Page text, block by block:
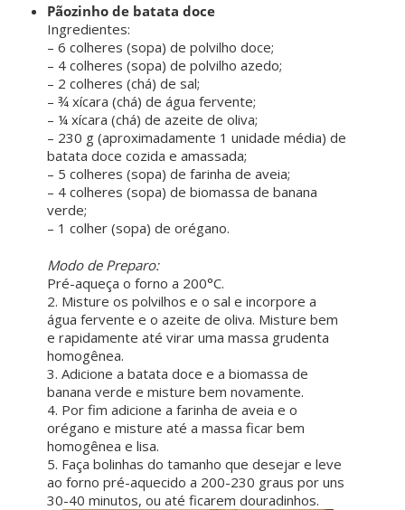
Pãozinho de batata doce
Ingredientes:
– 6 colheres (sopa) de polvilho doce;
– 4 colheres (sopa) de polvilho azedo;
– 2 colheres (chá) de sal;
– ¾ xícara (chá) de água fervente;
– ¼ xícara (chá) de azeite de oliva;
– 230 g (aproximadamente 1 unidade média) de
batata doce cozida e amassada;
– 5 colheres (sopa) de farinha de aveia;
– 4 colheres (sopa) de biomassa de banana
verde;
– 1 colher (sopa) de orégano.
Modo de Preparo:
Pré-aqueça o forno a 200°C.
2. Misture os polvilhos e o sal e incorpore a
água fervente e o azeite de oliva. Misture bem
e rapidamente até virar uma massa grudenta
homogênea.
3. Adicione a batata doce e a biomassa de
banana verde e misture bem novamente.
4. Por fim adicione a farinha de aveia e o
orégano e misture até a massa ficar bem
homogênea e lisa.
5. Faça bolinhas do tamanho que desejar e leve
ao forno pré-aquecido a 200-230 graus por uns
30-40 minutos, ou até ficarem douradinhos.